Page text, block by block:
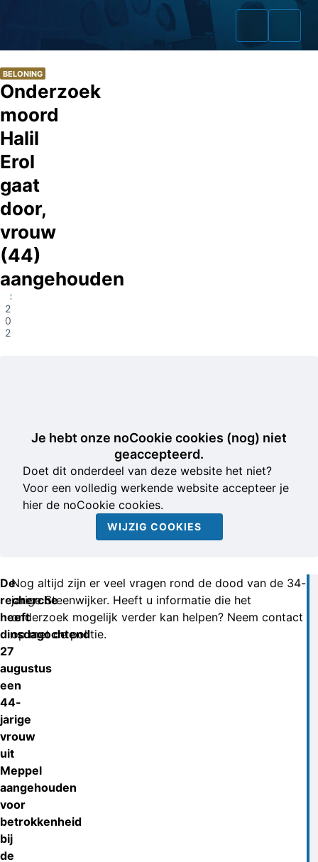
Opsporingslijst
Tip doorgeven
BELONING
Onderzoek
moord
Halil
Erol
gaat
door,
vrouw
(44)
aangehouden
Steenwijk
27-
08-
2019
Je hebt onze noCookie cookies (nog) niet
geaccepteerd.
Doet dit onderdeel van deze website het niet?
Voor een volledig werkende website accepteer je
hier de noCookie cookies.
WIJZIG COOKIES
De
recherche
heeft
dinsdagochtend
27
augustus
een
44-
jarige
vrouw
uit
Meppel
aangehouden
voor
betrokkenheid
bij
de
Nog altijd zijn er veel vragen rond de dood van de 34-
jarige Steenwijker. Heeft u informatie die het
onderzoek mogelijk verder kan helpen? Neem contact
op met de politie.